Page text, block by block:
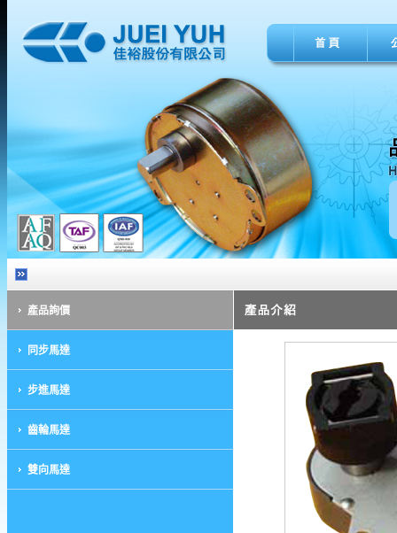
產品詢價
同步馬達
步進馬達
齒輪馬達
雙向馬達